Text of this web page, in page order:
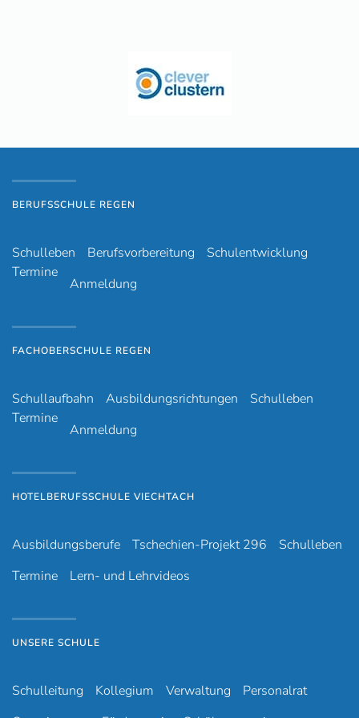
BERUFSSCHULE REGEN
Schulleben Berufsvorbereitung
Schulentwicklung
Termine
Anmeldung
FACHOBERSCHULE REGEN
Schullaufbahn Ausbildungsrichtungen
Schulleben
Termine
Anmeldung
HOTELBERUFSSCHULE VIECHTACH
Ausbildungsberufe Tschechien-Projekt 296
Schulleben
Termine
Lern- und Lehrvideos
UNSERE SCHULE
Schulleitung Kollegium Verwaltung
Personalrat